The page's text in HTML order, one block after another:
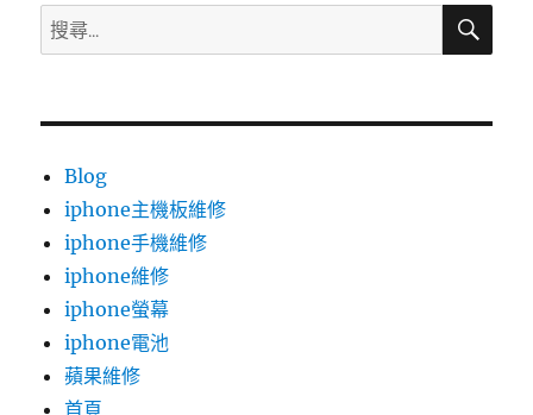
搜
尋
鍵
搜
Blog
iphone主機板維修
iphone手機維修
iphone維修
iphone螢幕
iphone電池
蘋果維修
首頁